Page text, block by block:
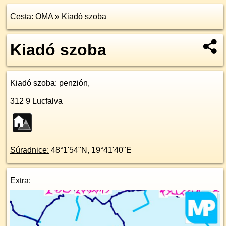
Cesta: OMA» Kiadó szoba
Kiadó szoba
Kiadó szoba: penzión,
312 9 Lucfalva
Súradnice: 48°1'54"N , 19°41'40"E
Extra: